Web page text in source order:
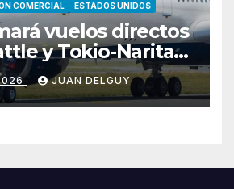
COMERCIAL ESTADOS UNIDOS
vuelos directos
y Tokio-Narita
de 2027
JUAN DELGUY